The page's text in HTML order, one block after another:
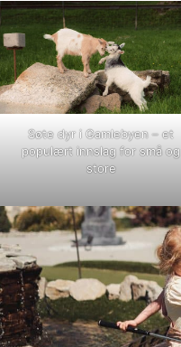
Søte dyr i Gamlebyen – et
populært innslag for små og
store